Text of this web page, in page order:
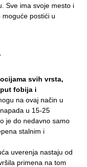
Sve ima svoje mesto i
postići u
svih vrsta,
fobija i
na ovaj način u
u 15-25
je do nedavno samo
stalnim i
uverenja nastaju od
primena na tom